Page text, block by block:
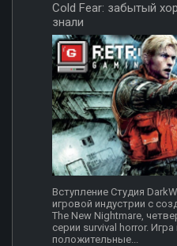
Cold Fear: забытый
знали
Вступление Студия
игровой индустрии с
The New Nightmare,
серии survival horror. Игра
положительные...